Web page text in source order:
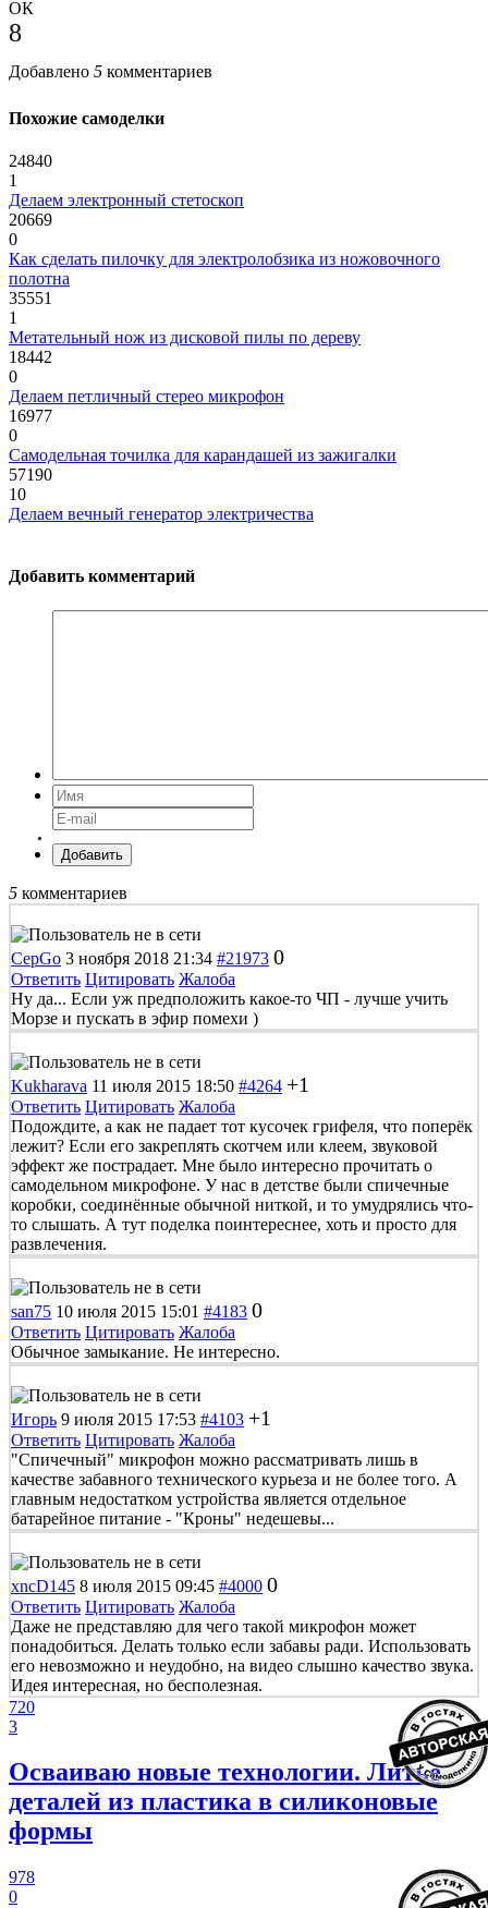
ОК
8
Добавлено 5 комментариев
Похожие самоделки
24840
1
Делаем электронный стетоскоп
20669
0
Как сделать пилочку для электролобзика из ножовочного
полотна
35551
1
Метательный нож из дисковой пилы по дереву
18442
0
Делаем петличный стерео микрофон
16977
0
Самодельная точилка для карандашей из зажигалки
57190
10
Делаем вечный генератор электричества
Добавить комментарий
Добавить
5 комментариев
CepGo 3 ноября 2018 21:34 #21973 0
Ответить Цитировать Жалоба
Ну да... Если уж предположить какое-то ЧП - лучше учить
Морзе и пускать в эфир помехи )
Kukharava 11 июля 2015 18:50 #4264 +1
Ответить Цитировать Жалоба
Подождите, а как не падает тот кусочек грифеля, что поперёк
лежит? Если его закреплять скотчем или клеем, звуковой
эффект же пострадает. Мне было интересно прочитать о
самодельном микрофоне. У нас в детстве были спичечные
коробки, соединённые обычной ниткой, и то умудрялись что-
то слышать. А тут поделка поинтереснее, хоть и просто для
развлечения.
san75 10 июля 2015 15:01 #4183 0
Ответить Цитировать Жалоба
Обычное замыкание. Не интересно.
Игорь 9 июля 2015 17:53 #4103 +1
Ответить Цитировать Жалоба
"Спичечный" микрофон можно рассматривать лишь в
качестве забавного технического курьеза и не более того. А
главным недостатком устройства является отдельное
батарейное питание - "Кроны" недешевы...
xncD145 8 июля 2015 09:45 #4000 0
Ответить Цитировать Жалоба
Даже не представляю для чего такой микрофон может
понадобиться. Делать только если забавы ради. Использовать
его невозможно и неудобно, на видео слышно качество звука.
Идея интересная, но бесполезная.
720
3
Осваиваю новые технологии. Литье
деталей из пластика в силиконовые
формы
978
0